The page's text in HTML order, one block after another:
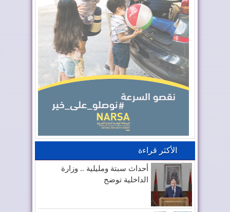
الأكثر قراءة
أحداث سبتة ومليلية .. وزارة
الداخلية توضح